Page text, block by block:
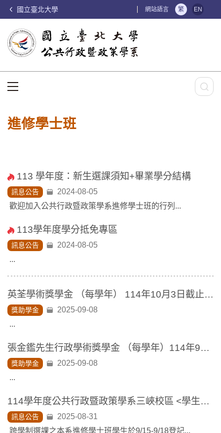
國立臺北大學 網站語言 繁 EN
進修學士班
113 學年度：新生選課須知+畢業學分結構
訊息公告
2024-08-05
歡迎加入公共行政暨政策學系進修學士班的行列...
113學年度學分抵免專區
訊息公告
2024-08-05
...
英荃學術獎學金 （每學年） 114年10月3日截止收件
獎助學金
2025-09-08
...
張金鑑先生行政學術獎學金 （每學年）114年9月23日截止收件
獎助學金
2025-09-08
...
114學年度公共行政暨政策學系三峽校區 <學生置物櫃> 登記使用公告
訊息公告
2025-08-31
跨學制選課之本系進修學士班學生於9/15-9/18登記...